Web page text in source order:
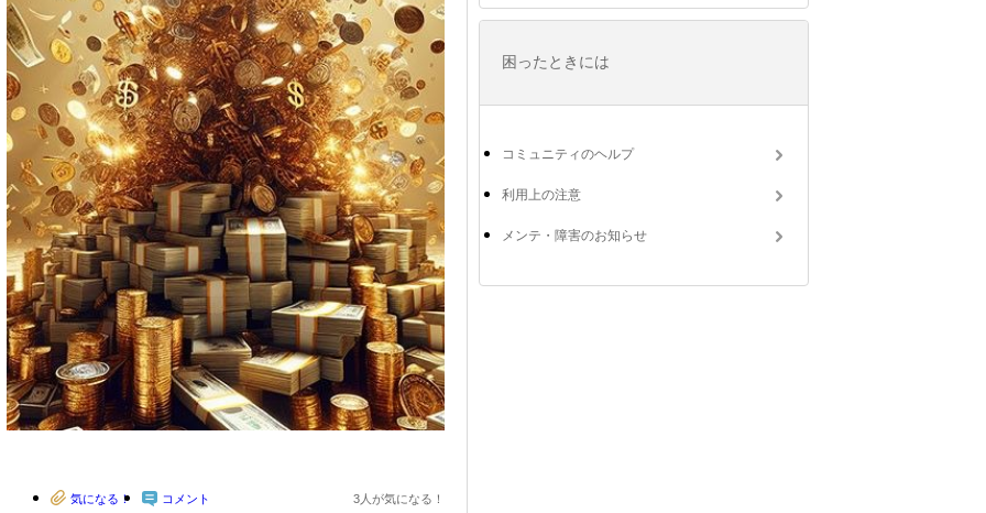
気になる！ コメント 3人が気になる！
困ったときには
コミュニティのヘルプ
利用上の注意
メンテ・障害のお知らせ